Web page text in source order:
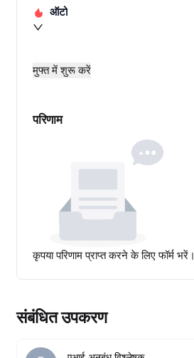
ऑटो
मुफ्त में शुरू करें
परिणाम
कृपया परिणाम प्राप्त करने के लिए फॉर्म भरें।
संबंधित उपकरण